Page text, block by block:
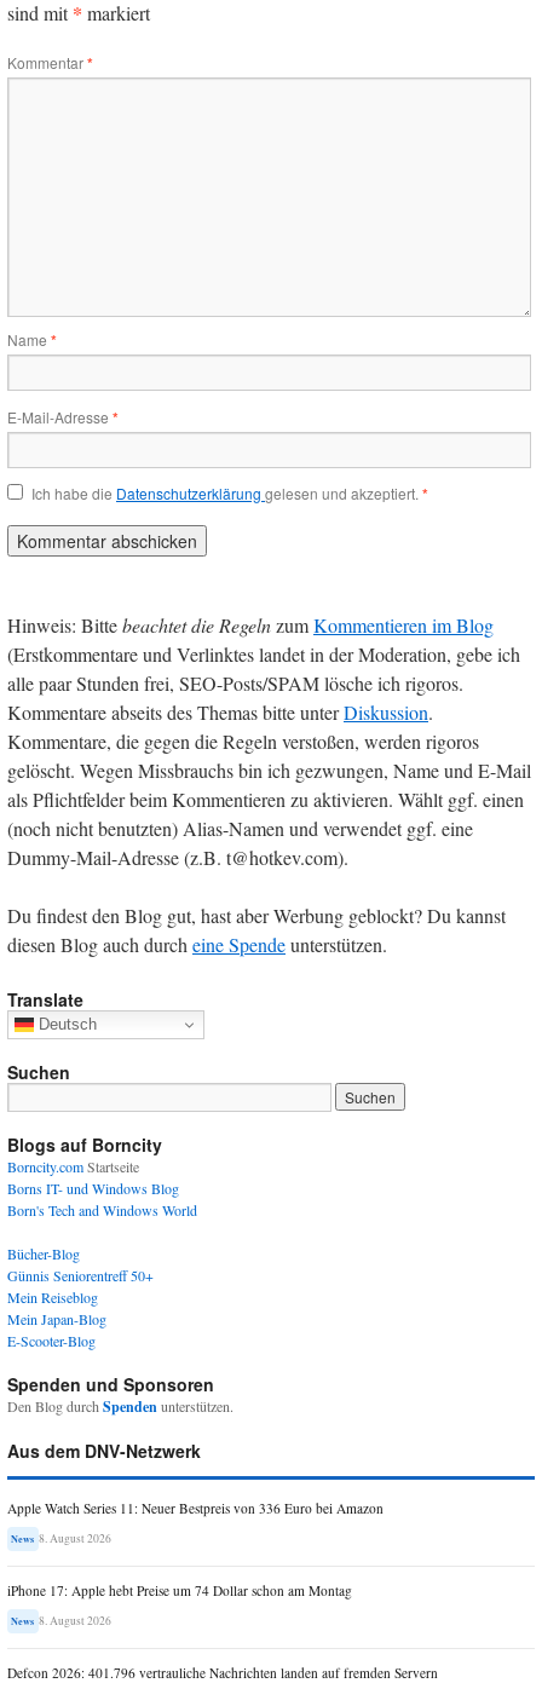
sind mit* markiert
Kommentar*
Name *
E-Mail-Adresse *
Ich habe die Datenschutzerklärung gelesen und akzeptiert. *
Hinweis: Bittebeachtet die RegelnzumKommentieren im Blog
(Erstkommentare und Verlinktes landet in der Moderation, gebe ich
alle paar Stunden frei, SEO-Posts/SPAM lösche ich rigoros.
Kommentare abseits des Themas bitte unterDiskussion.
Kommentare, die gegen die Regeln verstoßen, werden rigoros
gelöscht. Wegen Missbrauchs bin ich gezwungen, Name und E-Mail
als Pflichtfelder beim Kommentieren zu aktivieren. Wählt ggf. einen
(noch nicht benutzten) Alias-Namen und verwendet ggf. eine
Dummy-Mail-Adresse (z.B. t@hotkev.com).
Du findest den Blog gut, hast aber Werbung geblockt? Du kannst
diesen Blog auch durch eine Spendeunterstützen.
Translate
Deutsch
Suchen
Blogs auf Borncity
Borncity.comStartseite
Borns IT- und Windows Blog
Born's Tech and Windows World
Bücher-Blog
Günnis Seniorentreff 50+
Mein Reiseblog
Mein Japan-Blog
E-Scooter-Blog
Spenden und Sponsoren
Den Blog durch Spendenunterstützen.
Aus dem DNV-Netzwerk
Apple Watch Series 11: Neuer Bestpreis von 336 Euro bei Amazon
News 8. August 2026
iPhone 17: Apple hebt Preise um 74 Dollar schon am Montag
News 8. August 2026
Defcon 2026: 401.796 vertrauliche Nachrichten landen auf fremden Servern